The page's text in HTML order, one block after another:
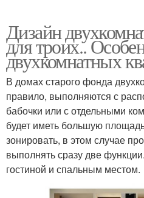
Дизайн
для троих..
двухкомнатных
В домах старого фонда
правило, выполняются с
бабочки или с отдельными
будет иметь большую
зонировать, в этом случае
выполнять сразу две
гостиной и спальным местом.